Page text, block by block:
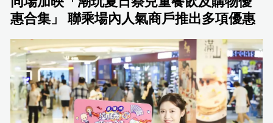
惠合集」 聯乘場內人氣商戶推出多項優惠